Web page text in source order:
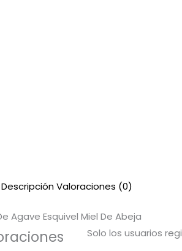
DescripciónValoraciones (0)
Agave Esquivel Miel De Abeja
Solo los usuarios